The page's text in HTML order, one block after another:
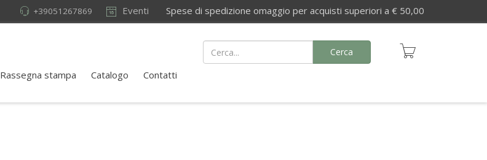
Eventi Spese di spedizione omaggio per acquisti superiori a € 50,00
+39051267869
Rassegna stampa Catalogo Contatti
Cerca